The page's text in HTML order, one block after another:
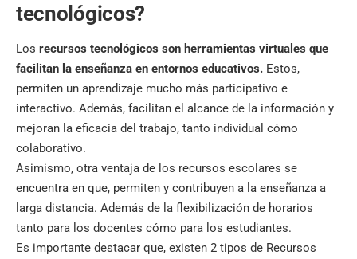
tecnológicos?
Los recursos tecnológicos son herramientas virtuales que
facilitan la enseñanza en entornos educativos. Estos,
permiten un aprendizaje mucho más participativo e
interactivo. Además, facilitan el alcance de la información y
mejoran la eficacia del trabajo, tanto individual cómo
colaborativo.
Asimismo, otra ventaja de los recursos escolares se
encuentra en que, permiten y contribuyen a la enseñanza a
larga distancia. Además de la flexibilización de horarios
tanto para los docentes cómo para los estudiantes.
Es importante destacar que, existen 2 tipos de Recursos